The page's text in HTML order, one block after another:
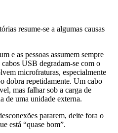
resume-se a algumas causas
e as pessoas assumem sempre
USB degradam-se com o
microfraturas, especialmente
dobra repetidamente. Um cabo
mas falhar sob a carga de
de uma unidade externa.
pararem, deite fora o
está “quase bom”.